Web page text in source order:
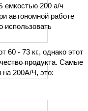
емкостью 200 а/ч
автономной работе
использовать
60 - 73 кг., однако этот
продукта. Самые
на 200А/Ч, это: